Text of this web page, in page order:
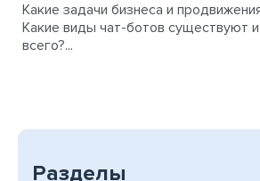
Какие задачи бизнеса и
Какие виды чат-ботов существуют
всего?...
Разделы